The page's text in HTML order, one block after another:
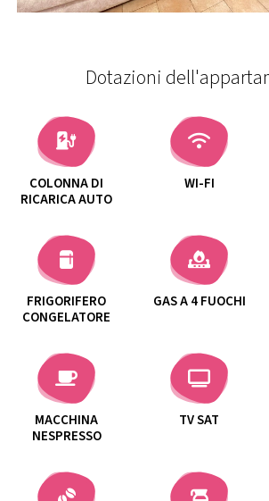
Dotazioni
COLONNA DI
RICARICA AUTO
WI-FI
FRIGORIFERO
CONGELATORE
GAS A 4 FUOCHI
MACCHINA
NESPRESSO
TV SAT